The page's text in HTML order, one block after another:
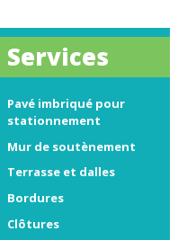
Services
Pavé imbriqué pour
stationnement
Mur de soutènement
Terrasse et dalles
Bordures
Clôtures